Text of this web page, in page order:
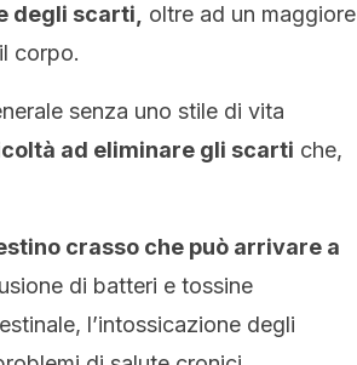
degli scarti,
oltre ad un maggiore
corpo.
senza uno stile di vita
ad eliminare gli scarti che,
crasso che può arrivare a
di batteri e tossine
l’intossicazione degli